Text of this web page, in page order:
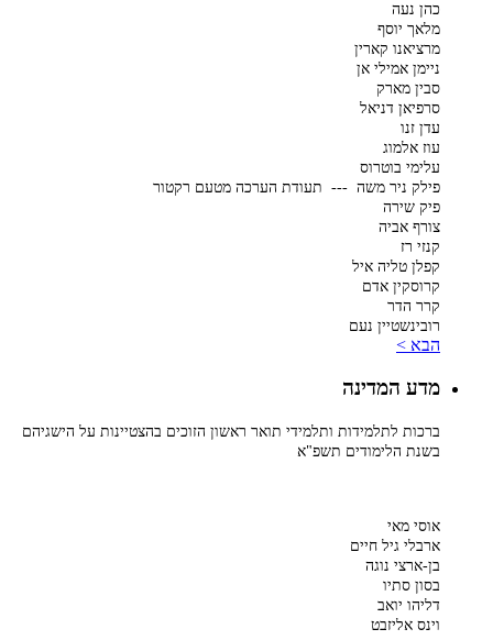
כהן נעה
מלאך יוסף
מרציאנו קארין
ניימן אמילי אן
סבין מארק
סרפיאן דניאל
עדן זנו
עוז אלמוג
עלימי בוטרוס
פילק ניר משה --- תעודת הערכה מטעם רקטור
פיק שירה
צורף אביה
קנזי רז
קפלן טליה איל
קרוסקין אדם
קרר הדר
רובינשטיין נעם
הבא >
מדע המדינה
ברכות לתלמידות ותלמידי תואר ראשון הזוכים בהצטיינות על הישגיהם
בשנת הלימודים תשפ"א
אוסי מאי
ארבלי גיל חיים
בן-ארצי נוגה
בסון סתיו
דליהו יואב
וינס אליזבט